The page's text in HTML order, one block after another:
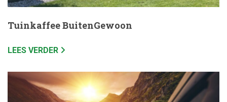
Tuinkaffee BuitenGewoon
LEES VERDER